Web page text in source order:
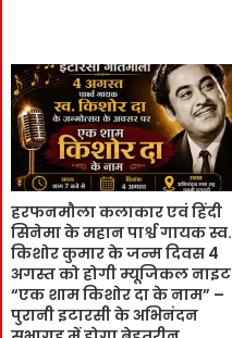
हरफनमौला कलाकार एवं हिंदी
सिनेमा के महान पार्श्व गायक स्व.
किशोर कुमार के जन्म दिवस 4
अगस्त को होगी म्यूजिकल नाइट
“एक शाम किशोर दा के नाम” –
पुरानी इटारसी के अभिनंदन